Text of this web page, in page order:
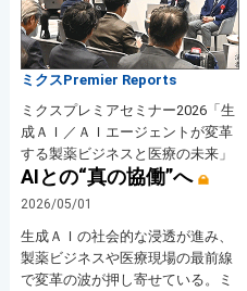
ミクスPremier Reports
ミクスプレミアセミナー2026「生
成ＡＩ／ＡＩエージェントが変革
する製薬ビジネスと医療の未来」
AIとの“真の協働”へ
2026/05/01
生成ＡＩの社会的な浸透が進み、
製薬ビジネスや医療現場の最前線
で変革の波が押し寄せている。ミ